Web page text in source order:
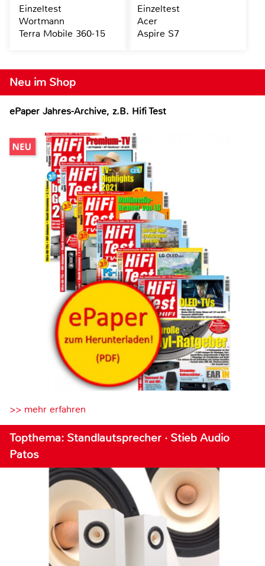
Neu im Shop
ePaper Jahres-Archive, z.B. Hifi Test
>> mehr erfahren
Topthema: Standlautsprecher · Stieb Audio
Patos
Einzeltest
Wortmann
Terra Mobile 360-15
Einzeltest
Acer
Aspire S7